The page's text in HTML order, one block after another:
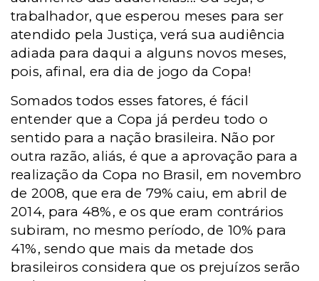
trabalhador, que esperou meses para ser
atendido pela Justiça, verá sua audiência
adiada para daqui a alguns novos meses,
pois, afinal, era dia de jogo da Copa!
Somados todos esses fatores, é fácil
entender que a Copa já perdeu todo o
sentido para a nação brasileira. Não por
outra razão, aliás, é que a aprovação para a
realização da Copa no Brasil, em novembro
de 2008, que era de 79% caiu, em abril de
2014, para 48%, e os que eram contrários
subiram, no mesmo período, de 10% para
41%, sendo que mais da metade dos
brasileiros considera que os prejuízos serão